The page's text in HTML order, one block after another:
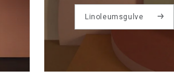
Linoleumsgulve